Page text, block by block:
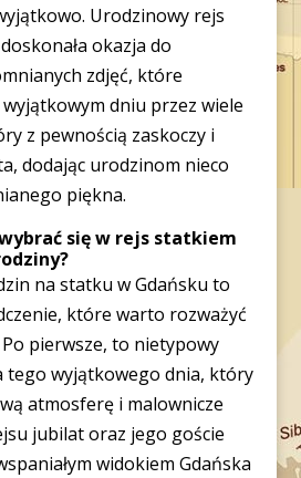
Urodzinowy rejs
okazja do
zdjęć, które
dniu przez wiele
z pewnością zaskoczy i
dodając urodzinom nieco
piękna.
się w rejs statkiem
na statku w Gdańsku to
które warto rozważyć
pierwsze, to nietypowy
tego wyjątkowego dnia, który
atmosferę i malownicze
jubilat oraz jego goście
widokiem Gdańska